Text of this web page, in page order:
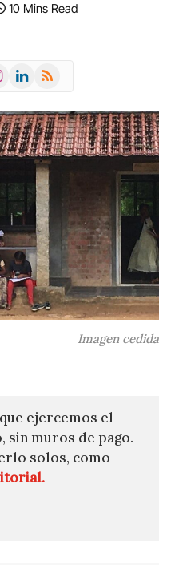
10 Mins Read
LinkedIn
RSS
Imagen cedida
ejercemos el
muros de pago.
solos, como